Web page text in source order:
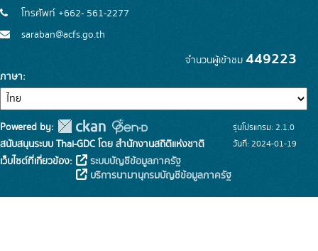
โทรศัพท์ +662- 561-2277
saraban@acfs.go.th
จำนวนผู้เข้าชม 449223
ภาษา
Powered by:
สนับสนุนระบบ Thai-GDC โดย สำนักงานสถิติแห่งชาติ
เว็บไซต์ที่เกี่ยวข้อง:
ระบบบัญชีข้อมูลภาครัฐ
บริการนามานุกรมบัญชีข้อมูลภาครัฐ
รุ่นโปรแกรม: 2.1.0
วันที่: 2024-01-19